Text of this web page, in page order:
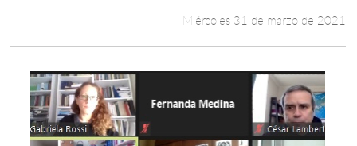
Miércoles 31 de marzo de 2021